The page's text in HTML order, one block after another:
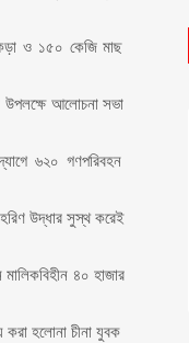
ও ১৫০ কেজি মাছ
উপলক্ষে আলোচনা সভা
৬২০ গণপরিবহন
উদ্ধার সুস্থ করেই
মালিকবিহীন ৪০ হাজার
করা হলোনা চীনা যুবক